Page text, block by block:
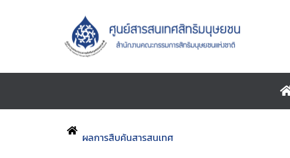
ผลการสืบค้นสารสนเทศ